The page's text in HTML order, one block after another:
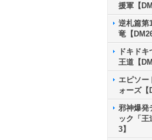
援軍【
逆札篇第
竜【
ドキド
王道【
エピソー
ォーズ【
邪神爆発
ック「王
3】